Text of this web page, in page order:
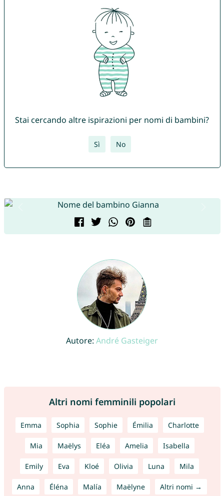
Stai cercando altre ispirazioni per nomi di bambini?
Sì No
Autore: André Gasteiger
Altri nomi femminili popolari
Emma Sophia Sophie Émilia Charlotte
Mia Maëlys Eléa Amelia Isabella
Emily Eva Kloé Olivia Luna Mila
Anna Éléna Malía Maëlyne Altri nomi →